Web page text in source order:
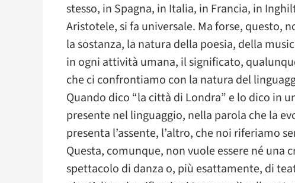
stesso, in Spagna, in Italia, in Francia, in
Aristotele, si fa universale. Ma forse, questo,
la sostanza, la natura della poesia, della
in ogni attività umana, il significato,
che ci confrontiamo con la natura del
Quando dico “la città di Londra” e lo dico in
presente nel linguaggio, nella parola che la
presenta l’assente, l’altro, che noi riferiamo
Questa, comunque, non vuole essere né una
spettacolo di danza o, più esattamente, di